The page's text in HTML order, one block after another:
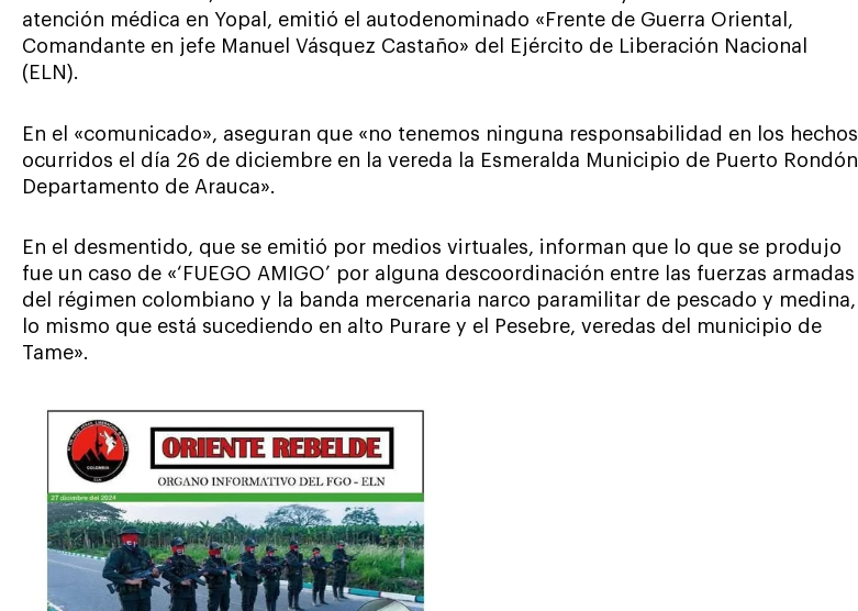
atención médica en Yopal, emitió el autodenominado «Frente de Guerra Oriental,
Comandante en jefe Manuel Vásquez Castaño» del Ejército de Liberación Nacional
(ELN).
En el «comunicado», aseguran que «no tenemos ninguna responsabilidad en los hechos
ocurridos el día 26 de diciembre en la vereda la Esmeralda Municipio de Puerto Rondón
Departamento de Arauca».
En el desmentido, que se emitió por medios virtuales, informan que lo que se produjo
fue un caso de «‘FUEGO AMIGO’ por alguna descoordinación entre las fuerzas armadas
del régimen colombiano y la banda mercenaria narco paramilitar de pescado y medina,
lo mismo que está sucediendo en alto Purare y el Pesebre, veredas del municipio de
Tame».